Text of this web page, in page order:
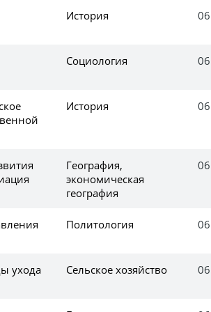
История
Социология
История
География,
экономическая
география
Политология
ухода
Сельское хозяйство